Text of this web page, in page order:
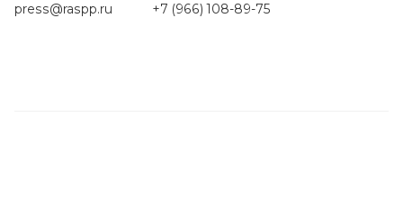
press@raspp.ru +7 (966) 108-89-75